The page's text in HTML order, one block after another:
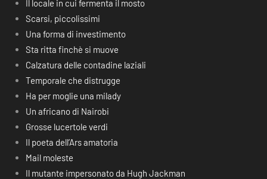
Il locale in cui fermenta il mosto
Scarsi, piccolissimi
Una forma di investimento
Sta ritta finchè si muove
Calzatura delle contadine laziali
Temporale che distrugge
Ha per moglie una milady
Un africano di Nairobi
Grosse lucertole verdi
Il poeta dell’Ars amatoria
Mail moleste
Il mutante impersonato da Hugh Jackman